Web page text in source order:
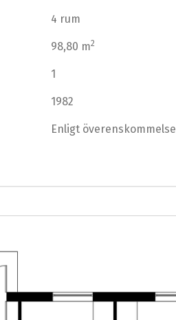
4 rum
98,80 m2
1
1982
Enligt överenskommelse